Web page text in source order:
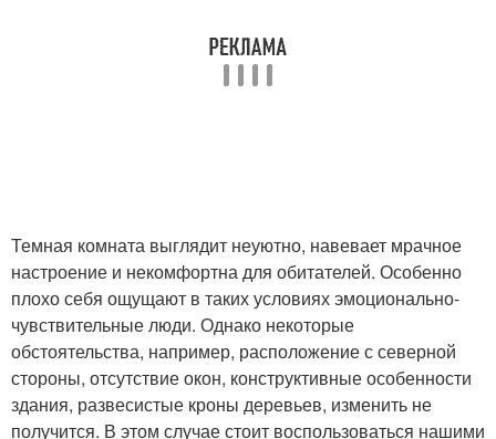
Темная комната выглядит неуютно, навевает мрачное
настроение и некомфортна для обитателей. Особенно
плохо себя ощущают в таких условиях эмоционально-
чувствительные люди. Однако некоторые
обстоятельства, например, расположение с северной
стороны, отсутствие окон, конструктивные особенности
здания, развесистые кроны деревьев, изменить не
получится. В этом случае стоит воспользоваться нашими